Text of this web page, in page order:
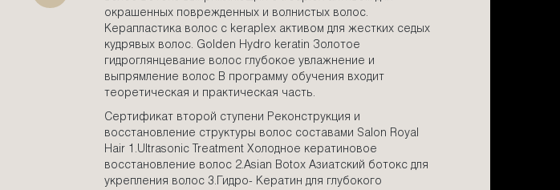
окрашенных поврежденных и волнистых волос.
Керапластика волос с keraplex активом для жестких седых
кудрявых волос. Golden Hydro keratin Золотое
гидроглянцевание волос глубокое увлажнение и
выпрямление волос В программу обучения входит
теоретическая и практическая часть.
Сертификат второй ступени Реконструкция и
восстановление структуры волос составами Salon Royal
Hair 1.Ultrasonic Treatment Холодное кератиновое
восстановление волос 2.Asian Botox Азиатский ботокс для
укрепления волос 3.Гидро- Кератин для глубокого